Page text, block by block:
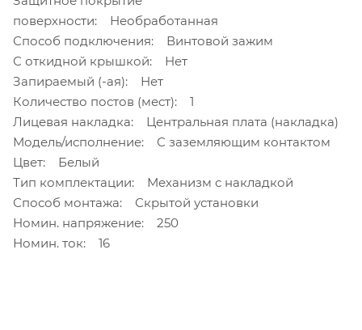
поверхности: Необработанная
Способ подключения: Винтовой зажим
С откидной крышкой: Нет
Запираемый (-ая): Нет
Количество постов (мест): 1
Лицевая накладка: Центральная плата (накладка)
Модель/исполнение: С заземляющим контактом
Цвет: Белый
Тип комплектации: Механизм с накладкой
Способ монтажа: Скрытой установки
Номин. напряжение: 250
Номин. ток: 16